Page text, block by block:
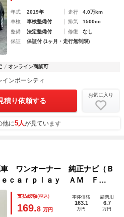
年式 2019年 走行
4.0万km
車検
車検整備付 排気
1500cc
整備
法定整備付 修復
なし
保証
保証付 (1ヶ月・走行無制限)
オンライン商談可
ンボーシティ
積り依頼する
お気に入り
他に5人が見ています
ワンオーナー 純正ナビ（Ｂ
ｅｃａｒｐｌａｙ ＡＭ Ｆ
ックカメラ ターボ ＬＥＤヘ
ップ 社外フロアマット
支払総額(税込)
169.8 万円
本体価格
163.1
万円
諸費用
6.7
万円